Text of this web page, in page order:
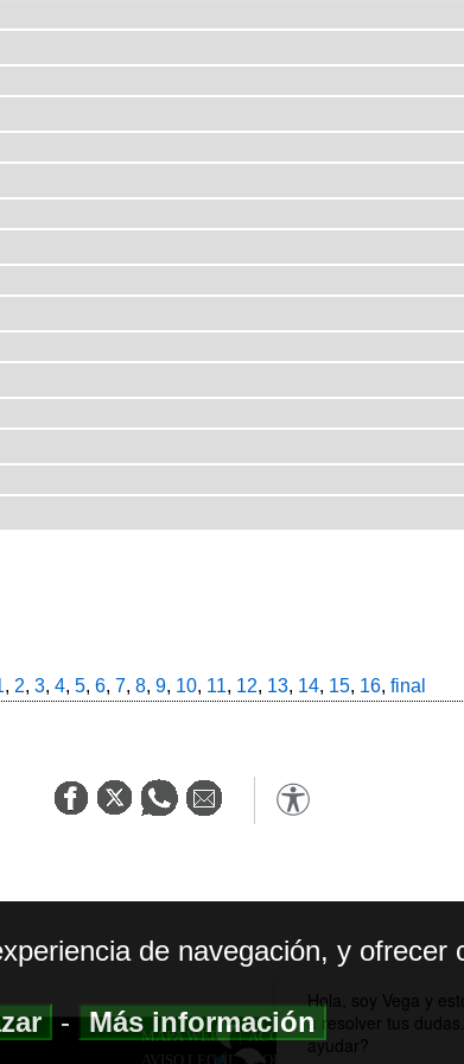
, 2, 3, 4, 5, 6, 7, 8, 9, 10, 11, 12, 13, 14, 15, 16, final
MAPA WEB|ACCESIBILIDAD
AVISO LEGAL| POLITICA DE PRIVACIDAD
de navegación, y ofrecer
-Más información